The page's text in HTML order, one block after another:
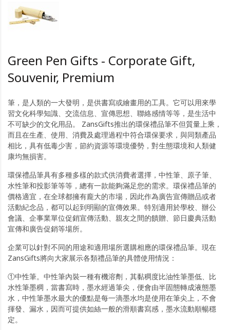
Green Pen Gifts - Corporate Gift,
Souvenir, Premium
筆，是人類的一大發明，是供書寫或繪畫用的工具。它可以用來學
習文化科學知識、交流信息、宣傳思想、聯絡感情等等，是生活中
不可缺少的文化用品。 ZansGifts推出的環保禮品筆不但質量上乘，
而且在生產、使用、消費及處理過程中符合環保要求，與同類產品
相比，具有低毒少害，節約資源等環境優勢，對生態環境和人類健
康均無損害。
環保禮品筆具有多種多樣的款式供消費者選擇，中性筆、原子筆、
水性筆和投影筆等等，總有一款能夠滿足您的需求。環保禮品筆的
價格適宜，在全球都擁有龐大的市場，因此作為廣告宣傳贈品或者
活動紀念品，都可以起到明顯的宣傳效果。特別適用於學校、辦公
會議、企事業單位促銷宣傳活動、親友之間的饋贈、節日慶典活動
宣傳和廣告促銷等場所。
企業可以針對不同的用途和適用場所選購相應的環保禮品筆。現在
ZansGifts將向大家展示各類禮品筆的具體使用情況：
①中性筆。中性筆內裝一種有機溶劑，其黏稠度比油性筆墨低、比
水性筆墨稠，當書寫時，墨水經過筆尖，便會由半固態轉成液態墨
水，中性筆墨水最大的優點是每一滴墨水均是使用在筆尖上，不會
揮發、漏水，因而可提供如絲一般的滑順書寫感，墨水流動順暢穩
定。